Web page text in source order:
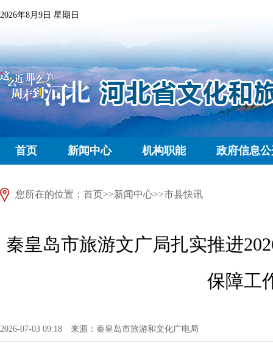
2026年8月9日 星期日
首页 新闻中心 机构职能 政府信息
您所在的位置： 首页>>新闻中心>>市县快讯
秦皇岛市旅游文广局扎实推进
保障工
2026-07-03 09:18 来源：秦皇岛市旅游和文化广电局